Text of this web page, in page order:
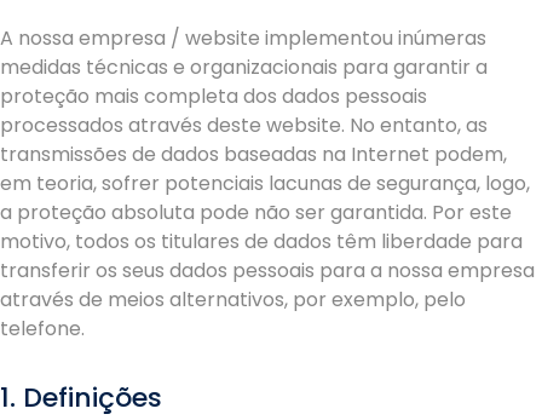
A nossa empresa / website implementou inúmeras
medidas técnicas e organizacionais para garantir a
proteção mais completa dos dados pessoais
processados através deste website. No entanto, as
transmissões de dados baseadas na Internet podem,
em teoria, sofrer potenciais lacunas de segurança, logo,
a proteção absoluta pode não ser garantida. Por este
motivo, todos os titulares de dados têm liberdade para
transferir os seus dados pessoais para a nossa empresa
através de meios alternativos, por exemplo, pelo
telefone.
1. Definições